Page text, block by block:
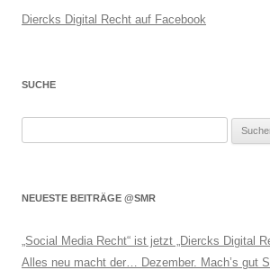
Diercks Digital Recht auf Facebook
SUCHE
NEUESTE BEITRÄGE @SMR
„Social Media Recht“ ist jetzt „Diercks Digital
Alles neu macht der… Dezember. Mach’s gut